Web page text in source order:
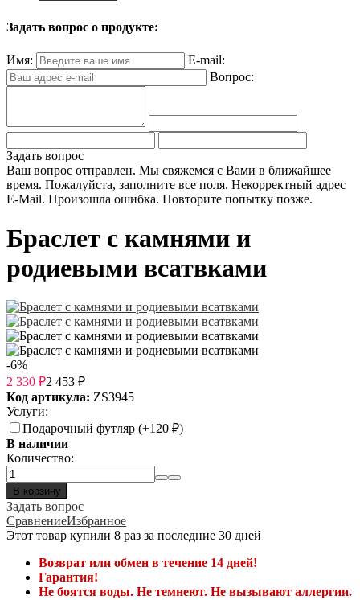
Задать вопрос о продукте:
Имя:
E-mail:
Вопрос:
Задать вопрос
Ваш вопрос отправлен. Мы свяжемся с Вами в ближайшее
время. Пожалуйста, заполните все поля. Некорректный адрес
E-Mail. Произошла ошибка. Повторите попытку позже.
Браслет с камнями и
родиевыми всатвками
-6%
2 330 ₽2 453 ₽
Код артикула: ZS3945
Услуги:
Подарочный футляр (+120 ₽)
В наличии
Количество:
В корзину
Задать вопрос
СравнениеИзбранное
Этот товар купили 8 раз за последние 30 дней
Возврат или обмен в течение 14 дней!
Гарантия!
Не боятся воды. Не темнеют. Не вызывают аллергии.